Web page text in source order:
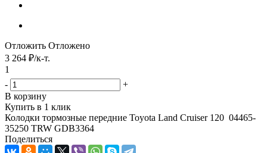
Отложить Отложено
3 264 ₽/к-т.
1
-
+
В корзину
Купить в 1 клик
Колодки тормозные передние Toyota Land Cruiser 120 04465-
35250 TRW GDB3364
Поделиться